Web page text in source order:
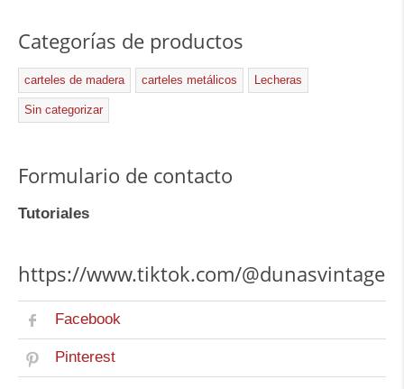
Categorías de productos
carteles de madera carteles metálicos Lecheras
Sin categorizar
Formulario de contacto
Tutoriales
https://www.tiktok.com/@dunasvintage
Facebook
Pinterest